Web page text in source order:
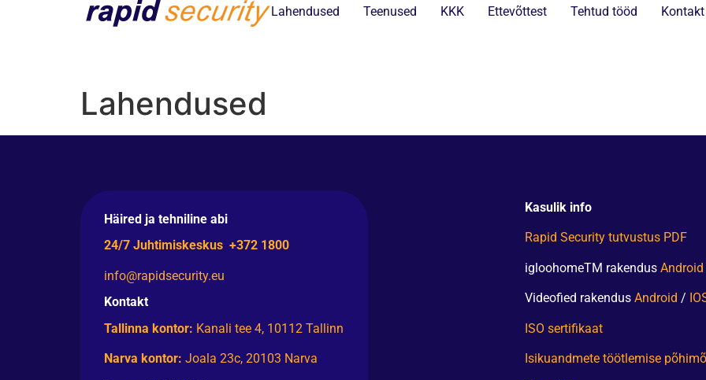
Lahendused Teenused KKK Ettevõttest Tehtud tööd Kontakt
Lahendused
Häired ja tehniline abi
24/7 Juhtimiskeskus +372 1800
info@rapidsecurity.eu
Kontakt
Tallinna kontor: Kanali tee 4, 10112 Tallinn
Narva kontor: Joala 23c, 20103 Narva
Kasulik info
Rapid Security tutvustus PDF
igloohomeTM rakendus Android
Videofied rakendus Android /
ISO sertifikaat
Isikuandmete töötlemise